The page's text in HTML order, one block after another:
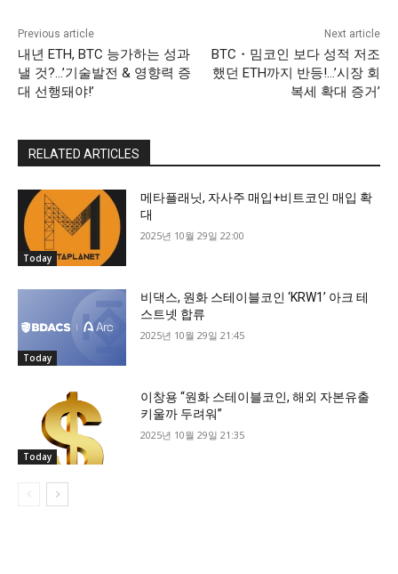
Previous article
내년 ETH, BTC 능가하는 성과
낼 것?…’기술발전 & 영향력 증
대 선행돼야!’
Next article
BTC・밈코인 보다 성적 저조
했던 ETH까지 반등!…’시장 회
복세 확대 증거’
RELATED ARTICLES
Today
메타플래닛, 자사주 매입+비트코인 매입 확
대
2025년 10월 29일 22:00
Today
비댁스, 원화 스테이블코인 ‘KRW1’ 아크 테
스트넷 합류
2025년 10월 29일 21:45
Today
이창용 “원화 스테이블코인, 해외 자본유출
키울까 두려워”
2025년 10월 29일 21:35